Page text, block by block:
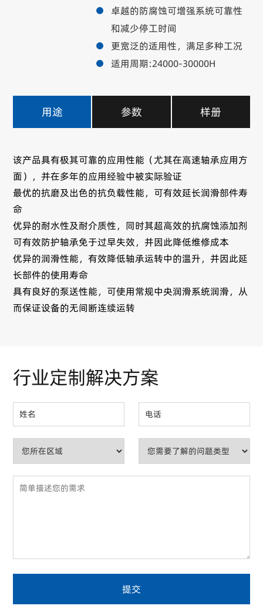
卓越的防腐蚀可增强系统可靠性
和减少停工时间
更宽泛的适用性，满足多种工况
适用周期:24000-30000H
用途 参数 样册
该产品具有极其可靠的应用性能（尤其在高速轴承应用方
面），并在多年的应用经验中被实际验证
最优的抗磨及出色的抗负载性能，可有效延长润滑部件寿
命
优异的耐水性及耐介质性，同时其超高效的抗腐蚀添加剂
可有效防护轴承免于过早失效，并因此降低维修成本
优异的润滑性能，有效降低轴承运转中的温升，并因此延
长部件的使用寿命
具有良好的泵送性能，可使用常规中央润滑系统润滑，从
而保证设备的无间断连续运转
行业定制解决方案
提交